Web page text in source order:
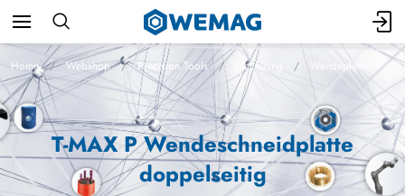
Home Webshop Precision Tools Machining Wendeplatten
T-MAX P Wendeschneidplatte
doppelseitig